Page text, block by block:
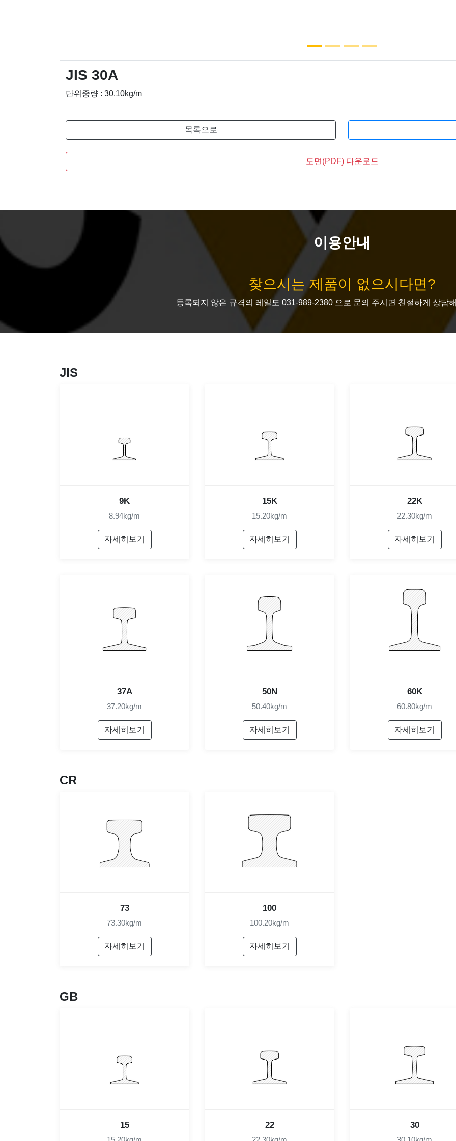
JIS 30A
단위중량 : 30.10kg/m
목록으로
도면(PDF) 다운로드
이용안내
찾으시는 제품이 없으시다면?
등록되지 않은 규격의 레일도 031-989-2380 으로 문의 주시면 친절하게 상담
JIS
9K
8.94kg/m
자세히보기
15K
15.20kg/m
자세히보기
22K
22.30kg/m
자세히보기
37A
37.20kg/m
자세히보기
50N
50.40kg/m
자세히보기
60K
60.80kg/m
자세히보기
CR
73
73.30kg/m
자세히보기
100
100.20kg/m
자세히보기
GB
15 22 30